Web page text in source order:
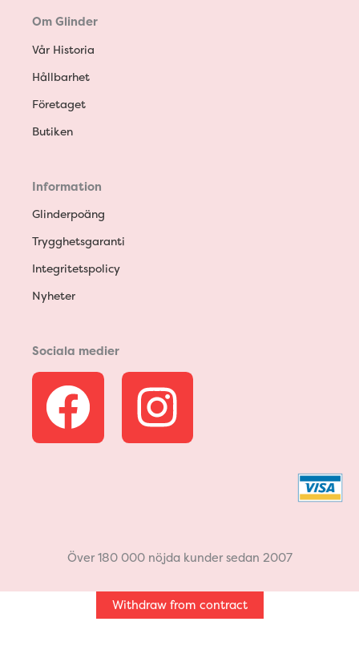
Om Glinder
Vår Historia
Hållbarhet
Företaget
Butiken
Information
Glinderpoäng
Trygghetsgaranti
Integritetspolicy
Nyheter
Sociala medier
F
a
b
o
I
n
a
g
Över 180 000 nöjda kunder sedan 2007
Withdraw from contract